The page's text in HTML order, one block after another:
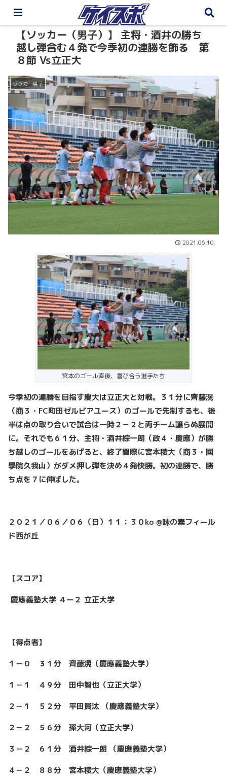
【ソッカー（男子）】 主将・酒井の勝ち
越し弾含む４発で今季初の連勝を飾る 第
８節 Vs立正大
ソッカー男子
2021.06.10
宮本のゴール直後、喜び合う選手たち
今季初の連勝を目指す慶大は立正大と対戦。３１分に齊藤滉
（商３・FC町田ゼルビアユース）のゴールで先制するも、後
半は点の取り合いで試合は一時２－２と両チーム譲らぬ展開
に。それでも６１分、主将・酒井綜一朗（政４・慶應）が勝
ち越しのゴールをあげると、終了間際に宮本稜大（商３・國
學院久我山）がダメ押し弾を決め４発快勝。初の連勝で、勝
ち点を７に伸ばした。
２０２１／０６／０６（日）１１：３０ko @味の素フィール
ド西が丘
【スコア】
慶應義塾大学 ４ー２ 立正大学
【得点者】
１－０ ３１分 齊藤滉（慶應義塾大学）
１－１ ４９分 田中智也（立正大学）
２－１
５２分 平田賢汰 （慶應義塾大学）
２－２ ５６分 孫大河（立正大学）
３－２ ６１分 酒井綜一朗 （慶應義塾大学）
４－２ ８８分 宮本稜大（慶應義塾大学）